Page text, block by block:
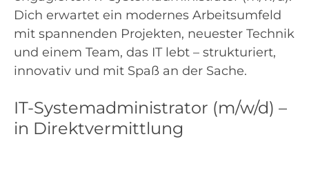
Dich erwartet ein modernes Arbeitsumfeld
mit spannenden Projekten, neuester Technik
und einem Team, das IT lebt – strukturiert,
innovativ und mit Spaß an der Sache.
IT-Systemadministrator (m/w/d) –
in Direktvermittlung